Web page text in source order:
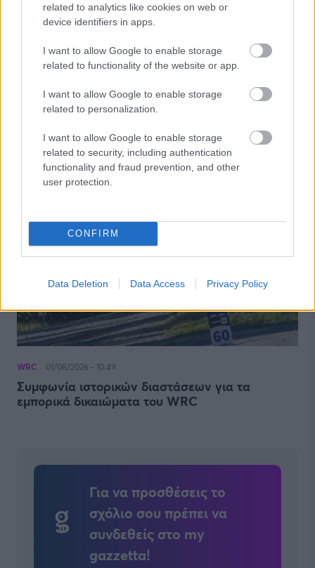
related to analytics like cookies on web or
device identifiers in apps.
I want to allow Google to enable storage
related to functionality of the website or app.
I want to allow Google to enable storage
related to personalization.
I want to allow Google to enable storage
related to security, including authentication
functionality and fraud prevention, and other
user protection.
CONFIRM
Data Deletion Data Access Privacy Policy
Τρομακτικό ατύχημα για τον Οζιέ στο Ράλλυ
Φινλανδίας (vid)
WRC 01/08/2026 - 10:49
Συμφωνία ιστορικών διαστάσεων για τα
εμπορικά δικαιώματα του WRC
Για να προσθέσεις το
σχόλιο σου πρέπει να
συνδεθείς στο my
gazzetta!